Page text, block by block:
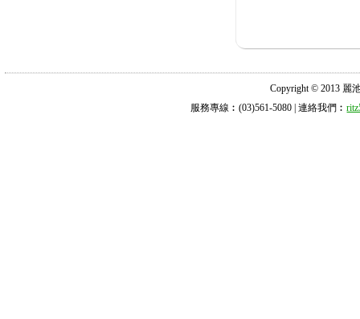
Copyright © 2013 麗
服務專線︰(03)561-5080 | 連絡我們︰